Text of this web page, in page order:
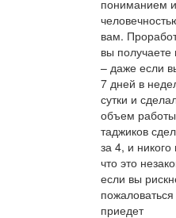
пониманием и
вам.
вы получаете
– даже если
7 дней в
сутки и
объем
таджиков
за 4, и никого
что это
если вы
приедет